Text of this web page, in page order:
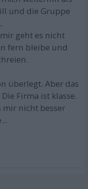
und die Gruppe
geht es nicht
fern bleibe und
überlegt. Aber das
Firma ist klasse.
mir nicht besser